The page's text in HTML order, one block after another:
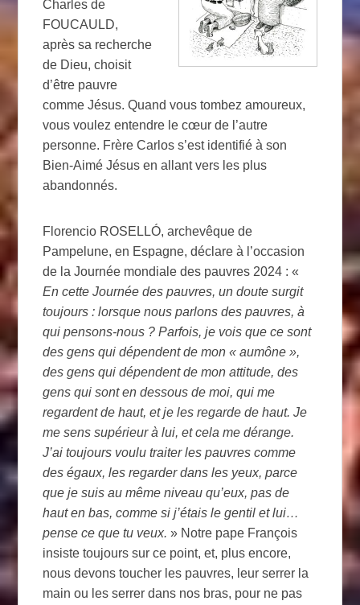
Charles de
FOUCAULD,
après sa recherche
de Dieu, choisit
d’être pauvre
comme Jésus. Quand vous tombez amoureux,
vous voulez entendre le cœur de l’autre
personne. Frère Carlos s’est identifié à son
Bien-Aimé Jésus en allant vers les plus
abandonnés.
Florencio ROSELLÓ, archevêque de
Pampelune, en Espagne, déclare à l’occasion
de la Journée mondiale des pauvres 2024 : «
En cette Journée des pauvres, un doute surgit
toujours : lorsque nous parlons des pauvres, à
qui pensons-nous ? Parfois, je vois que ce sont
des gens qui dépendent de mon « aumône »,
des gens qui dépendent de mon attitude, des
gens qui sont en dessous de moi, qui me
regardent de haut, et je les regarde de haut. Je
me sens supérieur à lui, et cela me dérange.
J’ai toujours voulu traiter les pauvres comme
des égaux, les regarder dans les yeux, parce
que je suis au même niveau qu’eux, pas de
haut en bas, comme si j’étais le gentil et lui…
pense ce que tu veux. » Notre pape François
insiste toujours sur ce point, et, plus encore,
nous devons toucher les pauvres, leur serrer la
main ou les serrer dans nos bras, pour ne pas